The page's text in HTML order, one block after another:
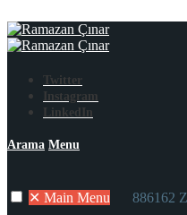
Twitter
Instagram
LinkedIn
Arama Menu
✕ Main Menu 886162